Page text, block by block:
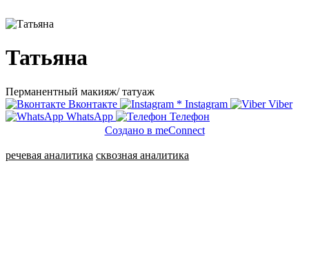
Татьяна
Перманентный макияж/ татуаж
Вконтакте
* Instagram
Viber
WhatsApp
Телефон
Создано в meConnect
речевая аналитика сквозная аналитика